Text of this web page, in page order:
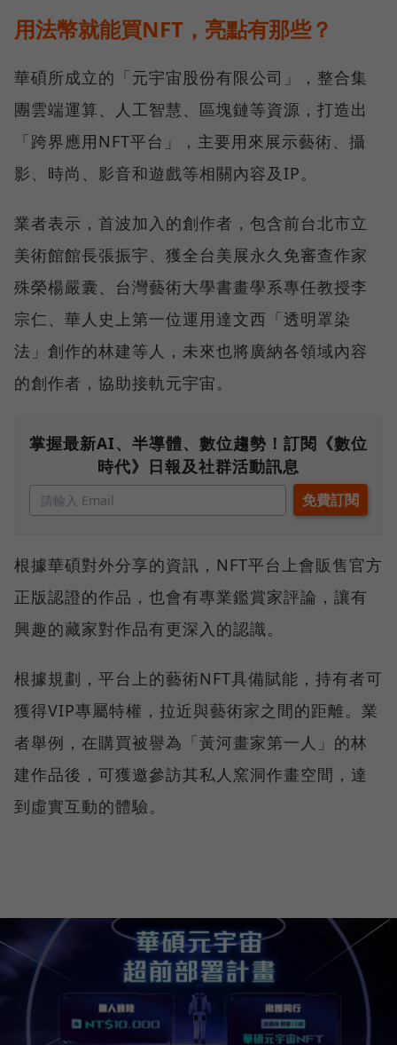
用法幣就能買NFT，亮點有那些？
華碩所成立的「元宇宙股份有限公司」，整合集
團雲端運算、人工智慧、區塊鏈等資源，打造出
「跨界應用NFT平台」，主要用來展示藝術、攝
影、時尚、影音和遊戲等相關內容及IP。
業者表示，首波加入的創作者，包含前台北市立
美術館館長張振宇、獲全台美展永久免審查作家
殊榮楊嚴囊、台灣藝術⼤學書畫學系專任教授李
宗仁、華人史上第一位運用達文西「透明罩染
法」創作的林建等人，未來也將廣納各領域內容
的創作者，協助接軌元宇宙。
掌握最新AI、半導體、數位趨勢！訂閱《數位
時代》日報及社群活動訊息
根據華碩對外分享的資訊，NFT平台上會販售官方
正版認證的作品，也會有專業鑑賞家評論，讓有
興趣的藏家對作品有更深入的認識。
根據規劃，平台上的藝術NFT具備賦能，持有者可
獲得VIP專屬特權，拉近與藝術家之間的距離。業
者舉例，在購買被譽為「黃河畫家第一人」的林
建作品後，可獲邀參訪其私人窯洞作畫空間，達
到虛實互動的體驗。